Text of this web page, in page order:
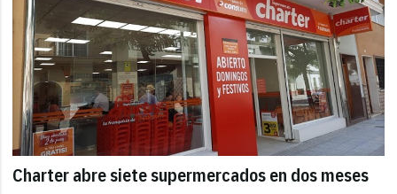
Charter abre siete supermercados en dos meses